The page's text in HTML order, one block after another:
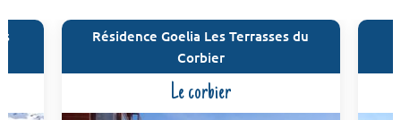
Résidence Goelia Les Terrasses du
Corbier
Le corbier